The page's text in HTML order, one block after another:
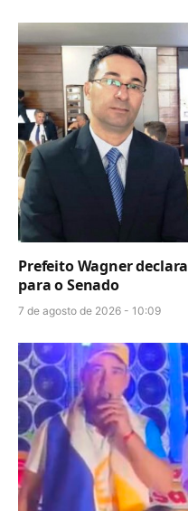
Prefeito Wagner
para o Senado
7 de agosto de 2026 - 10:09